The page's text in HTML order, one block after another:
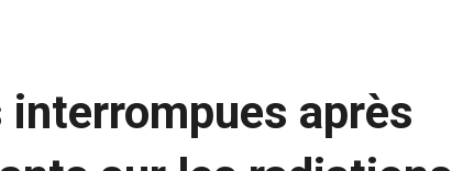
interrompues après